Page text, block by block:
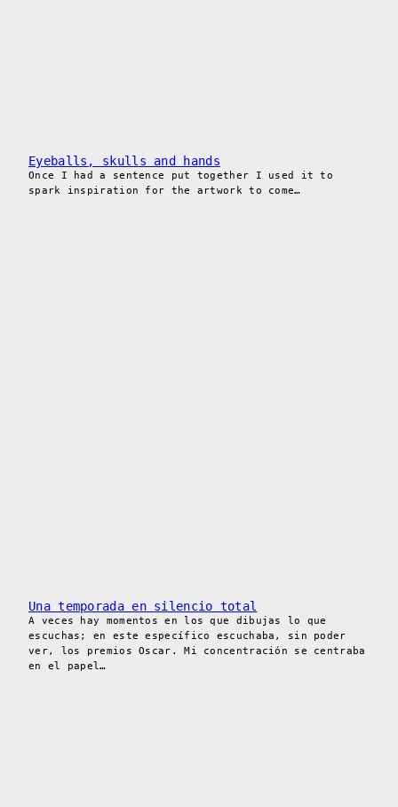
Eyeballs, skulls and hands
Once I had a sentence put together I used it to
spark inspiration for the artwork to come…
Una temporada en silencio total
A veces hay momentos en los que dibujas lo que
escuchas; en este específico escuchaba, sin poder
ver, los premios Oscar. Mi concentración se centraba
en el papel…